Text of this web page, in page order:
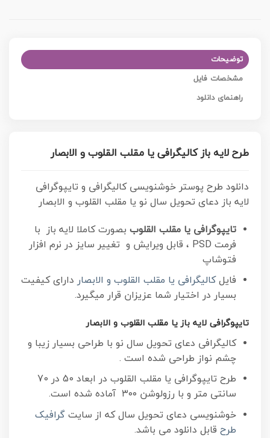
توضیحات
مشخصات فایل
راهنمای دانلود
طرح لایه باز کالیگرافی یا مقلب القلوب و الابصار
دانلود طرح پوستر خوشنویسی کالیگرافی و تایپوگرافی
لایه باز دعای تحویل سال نو یا مقلب القلوب و الابصار
تایپوگرافی یا مقلب القلوببصورت کاملا لایه باز با
فرمت PSD ، قابل ویرایش و تغییر سایز در نرم افزار
فتوشاپ
فایلکالیگرافی یا مقلب القلوب و الابصار دارای کیفیت
بسیار در اختیار شما عزیزان قرار میگیرد.
تایپوگرافی لایه باز یا مقلب القلوب و الابصار
کالیگرافی دعای تحویل سال نو با طراحی بسیار زیبا و
چشم نواز طراحی شده است .
طرح تایپوگرافی یا مقلب القلوب در ابعاد 50 در 70
سانتی متر و با رزولوشن ۳۰۰ آماده شده است.
خوشنویسی دعای تحویل سال که از سایت گرافیک
طرحقابل دانلود می باشد.